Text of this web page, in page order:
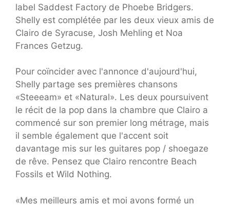
label Saddest Factory de Phoebe Bridgers.
Shelly est complétée par les deux vieux amis de
Clairo de Syracuse, Josh Mehling et Noa
Frances Getzug.
Pour coïncider avec l'annonce d'aujourd'hui,
Shelly partage ses premières chansons
«Steeeam» et «Natural». Les deux poursuivent
le récit de la pop dans la chambre que Clairo a
commencé sur son premier long métrage, mais
il semble également que l'accent soit
davantage mis sur les guitares pop / shoegaze
de rêve. Pensez que Clairo rencontre Beach
Fossils et Wild Nothing.
«Mes meilleurs amis et moi avons formé un